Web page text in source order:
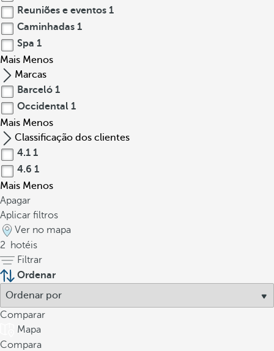
Reuniões e eventos 1
Caminhadas 1
Spa 1
Mais Menos
Marcas
Barceló 1
Occidental 1
Mais Menos
Classificação dos clientes
4.1 1
4.6 1
Mais Menos
Apagar
Aplicar filtros
Ver no mapa
2
hotéis
Filtrar
Ordenar
Comparar
Mapa
Compara